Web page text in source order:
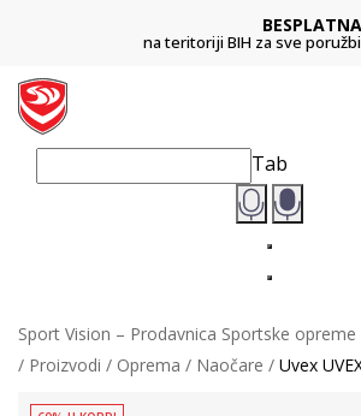
BESPLATNA ISPORUKA
na teritoriji BIH za sve poružbine u
Tab
Sport Vision – Prodavnica Sportske
Proizvodi
Oprema Naočare Uvex